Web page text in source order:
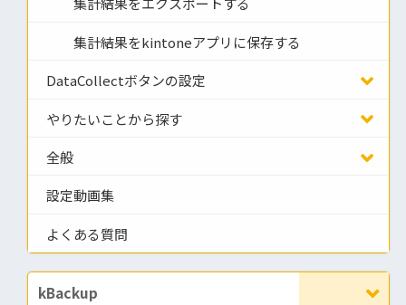
集計結果をkintoneアプリに保存する
DataCollectボタンの設定
やりたいことから探す
全般
設定動画集
よくある質問
kBackup